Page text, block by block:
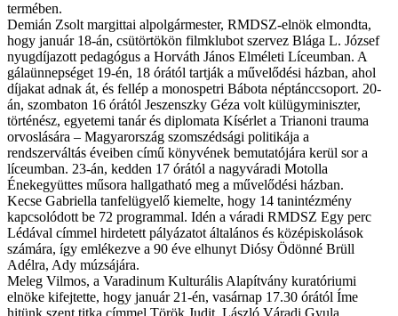
termében.
Demián Zsolt margittai alpolgármester, RMDSZ-elnök elmondta,
hogy január 18-án, csütörtökön filmklubot szervez Blága L. József
nyugdíjazott pedagógus a Horváth János Elméleti Líceumban. A
gálaünnepséget 19-én, 18 órától tartják a művelődési házban, ahol
díjakat adnak át, és fellép a monospetri Bábota néptánccsoport. 20-
án, szombaton 16 órától Jeszenszky Géza volt külügyminiszter,
történész, egyetemi tanár és diplomata Kísérlet a Trianoni trauma
orvoslására – Magyarország szomszédsági politikája a
rendszerváltás éveiben című könyvének bemutatójára kerül sor a
líceumban. 23-án, kedden 17 órától a nagyváradi Motolla
Énekegyüttes műsora hallgatható meg a művelődési házban.
Kecse Gabriella tanfelügyelő kiemelte, hogy 14 tanintézmény
kapcsolódott be 72 programmal. Idén a váradi RMDSZ Egy perc
Lédával címmel hirdetett pályázatot általános és középiskolások
számára, így emlékezve a 90 éve elhunyt Diósy Ödönné Brüll
Adélra, Ady múzsájára.
Meleg Vilmos, a Varadinum Kulturális Alapítvány kuratóriumi
elnöke kifejtette, hogy január 21-én, vasárnap 17.30 órától Íme